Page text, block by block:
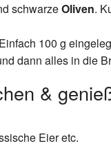
schwarzeOliven.
100 g
dann alles in die
&
Eier etc.